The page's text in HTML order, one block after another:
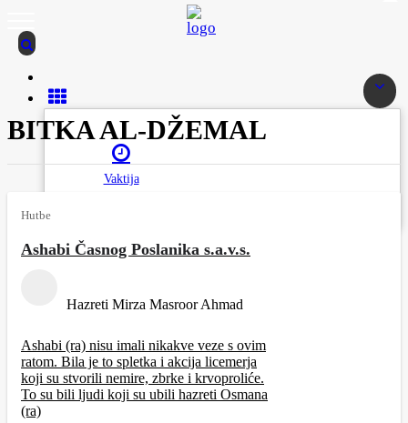
Vaktija
BITKA AL-DŽEMAL
Hutbe
Ashabi Časnog Poslanika s.a.v.s.
Hazreti Mirza Masroor Ahmad
Ashabi (ra) nisu imali nikakve veze s ovim
ratom. Bila je to spletka i akcija licemerja
koji su stvorili nemire, zbrke i krvoproliće.
To su bili ljudi koji su ubili hazreti Osmana
(ra)